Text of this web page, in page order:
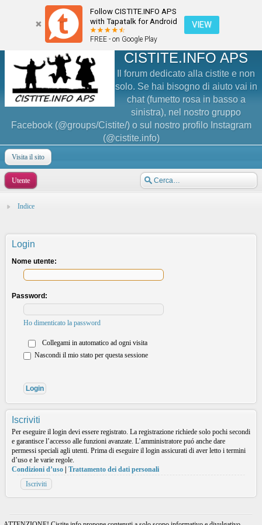
Follow CISTITE.INFO APS
with Tapatalk for Android
FREE - on Google Play
VIEW
CISTITE.INFO APS
Il forum dedicato alla cistite e non
solo. Se hai bisogno di aiuto vai in
chat (fumetto rosa in basso a
sinistra), nel nostro gruppo
Facebook (@groups/Cistite/) o sul nostro profilo Instagram
(@cistite.info)
Visita il sito
Utente
Indice
Login
Nome utente:
Password:
Ho dimenticato la password
Collegami in automatico ad ogni visita
Nascondi il mio stato per questa sessione
Iscriviti
Per eseguire il login devi essere registrato. La registrazione richiede solo pochi secondi
e garantisce l’accesso alle funzioni avanzate. L’amministratore puó anche dare
permessi speciali agli utenti. Prima di eseguire il login assicurati di aver letto i termini
d’uso e le varie regole.
Condizioni d’uso
Trattamento dei dati personali
Iscriviti